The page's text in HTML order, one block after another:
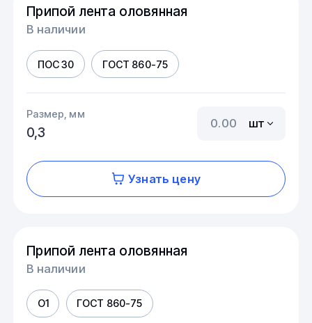
Припой лента оловянная
В наличии
ПОС 30 ГОСТ 860-75
Размер, мм
0,3
шт
Узнать цену
Припой лента оловянная
В наличии
О1 ГОСТ 860-75